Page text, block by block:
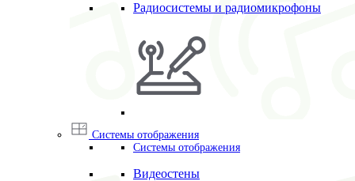
Радиосистемы и радиомикрофоны
Системы отображения
Системы отображения
Видеостены